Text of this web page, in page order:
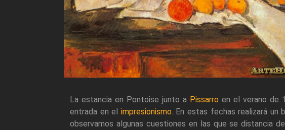
La estancia en Pontoise junto a Pissarro en el verano de
entrada en el impresionismo . En estas fechas realizará
observamos algunas cuestiones en las que se distancia